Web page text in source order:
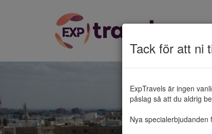
Tack för att ni
ExpTravels är ingen
påslag så att du aldrig
Nya